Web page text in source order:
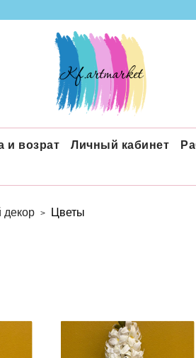
и возрат Личный кабинет
декор Цветы